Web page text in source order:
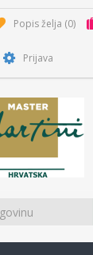
Popis želja (0)
Prijava